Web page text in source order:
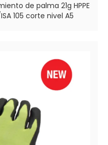
de palma 21g HPPE
105 corte nivel A5